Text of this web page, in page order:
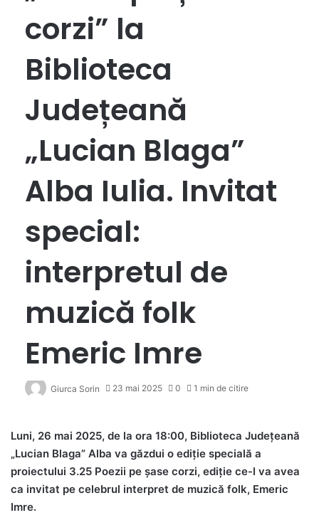
corzi” la
Biblioteca
Județeană
„Lucian Blaga”
Alba Iulia. Invitat
special:
interpretul de
muzică folk
Emeric Imre
Giurca Sorin 23 mai 2025 0 1 min de citire
Luni, 26 mai 2025, de la ora 18:00, Biblioteca Județeană
„Lucian Blaga” Alba va găzdui o ediție specială a
proiectului 3.25 Poezii pe șase corzi, ediție ce-l va avea
ca invitat pe celebrul interpret de muzică folk, Emeric
Imre.